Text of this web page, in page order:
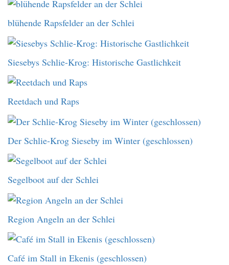
blühende Rapsfelder an der Schlei
Siesebys Schlie-Krog: Historische Gastlichkeit
Reetdach und Raps
Der Schlie-Krog Sieseby im Winter (geschlossen)
Segelboot auf der Schlei
Region Angeln an der Schlei
Café im Stall in Ekenis (geschlossen)